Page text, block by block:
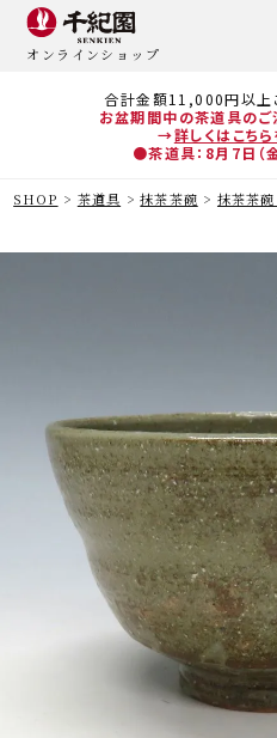
合計金額11,000円以上
お盆期間中の茶道具のご
→詳しくはこち
●茶道具：8月7日（
オンラインショップ
SHOP 茶道具 抹茶茶碗 抹茶茶碗